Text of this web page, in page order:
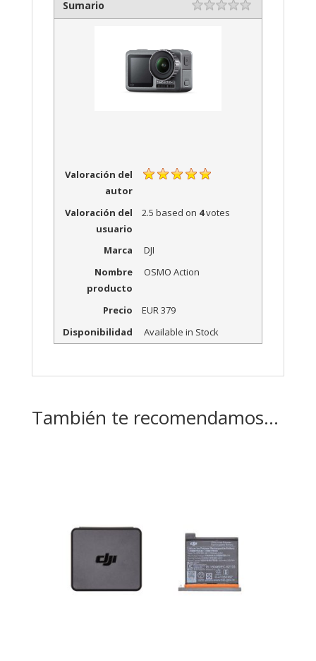
Sumario Rating
Valoración del
autor
Valoración del
usuario
2.5 based on 4votes
Marca
DJI
Nombre
producto
OSMO Action
Precio EUR379
Disponibilidad
Available in Stock
También te recomendamos…